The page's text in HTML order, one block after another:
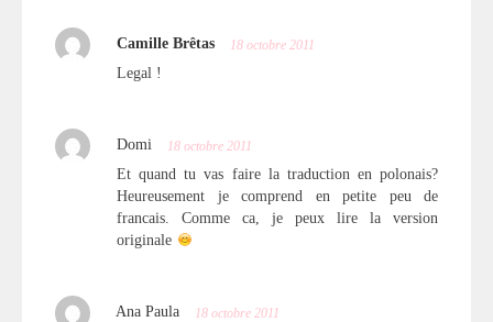
Camille Brêtas 18 octobre 2011
Legal !
Domi 18 octobre 2011
Et quand tu vas faire la traduction en polonais?
Heureusement je comprend en petite peu de
francais. Comme ca, je peux lire la version
originale
Ana Paula 18 octobre 2011